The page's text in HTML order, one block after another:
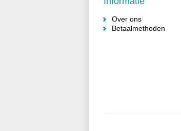
Over ons
Betaalmethoden